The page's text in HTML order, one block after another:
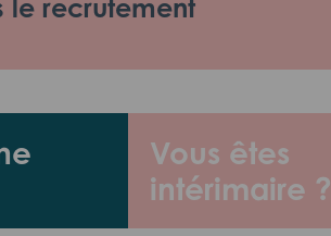
le recrutement
Vous êtes
intérimaire ?